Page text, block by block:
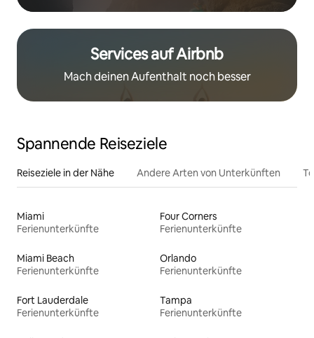
Services auf Airbnb
Mach deinen Aufenthalt noch besser
Spannende Reiseziele
Reiseziele in der Nähe Andere Arten von Unterkünften
Miami
Ferienunterkünfte
Four Corners
Ferienunterkünfte
Miami Beach
Ferienunterkünfte
Orlando
Ferienunterkünfte
Fort Lauderdale
Ferienunterkünfte
Tampa
Ferienunterkünfte